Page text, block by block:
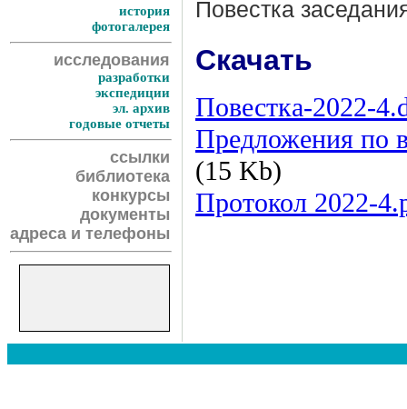
история
фотогалерея
исследования
разработки
экспедиции
эл. архив
годовые отчеты
ссылки
библиотека
конкурсы
документы
адреса и телефоны
Повестка
Скачать
Повестка-2022-
Предложения по
(15 Kb)
Протокол 2022-